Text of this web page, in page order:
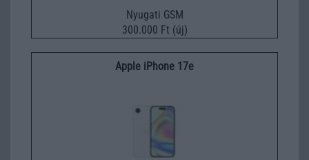
Nyugati GSM
300.000 Ft (új)
Apple iPhone 17e